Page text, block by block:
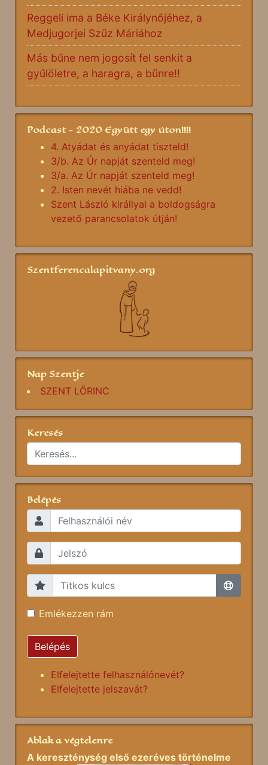
Reggeli ima a Béke Királynőjéhez, a
Medjugorjei Szűz Máriához
Más bűne nem jogosít fel senkit a
gyűlöletre, a haragra, a bűnre!!
Podcast - 2020 Együtt egy úton!!!!
4. Atyádat és anyádat tiszteld!
3/b. Az Úr napját szenteld meg!
3/a. Az Úr napját szenteld meg!
2. Isten nevét hiába ne vedd!
Szent László királlyal a boldogságra
vezető parancsolatok útján!
Szentferencalapitvany.org
Nap Szentje
SZENT LŐRINC
Keresés
Belépés
Emlékezzen rám
Belépés
Elfelejtette felhasználónevét?
Elfelejtette jelszavát?
Ablak a végtelenre
A kereszténység első ezeréves történelme